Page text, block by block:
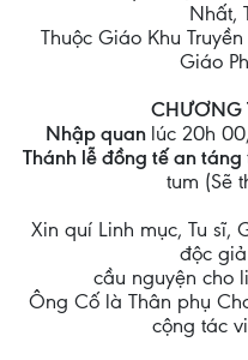
Nhất,
Thuộc Giáo Khu
Giáo
CHƯƠNG
Nhập quan lúc 20h
Thánh lễ đồng tế an táng
tum (Sẽ
Xin quí Linh mục, Tu sĩ,
độc
cầu nguyện cho
Ông Cố là Thân phụ
cộng tác